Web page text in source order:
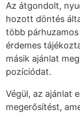
Az átgondolt,
hozott döntés
több
érdemes
másik ajánlat
pozíciódat.
Végül, az ajánlat
megerősítést,